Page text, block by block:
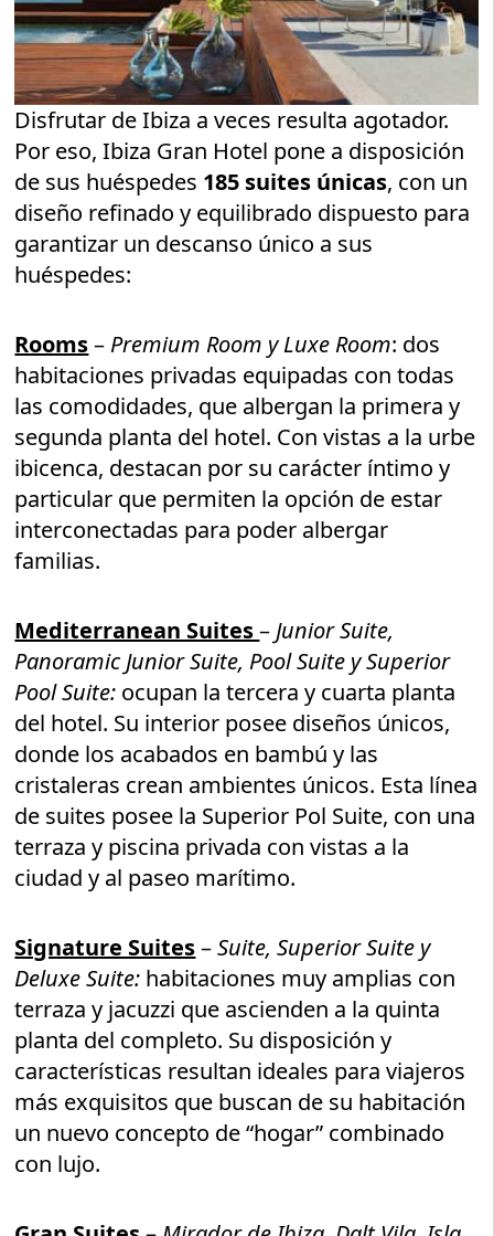
Disfrutar de Ibiza a veces resulta agotador.
Por eso, Ibiza Gran Hotel pone a disposición
de sus huéspedes 185 suites únicas, con un
diseño refinado y equilibrado dispuesto para
garantizar un descanso único a sus
huéspedes:
Rooms– Premium Room y Luxe Room: dos
habitaciones privadas equipadas con todas
las comodidades, que albergan la primera y
segunda planta del hotel. Con vistas a la urbe
ibicenca, destacan por su carácter íntimo y
particular que permiten la opción de estar
interconectadas para poder albergar
familias.
Mediterranean Suites– Junior Suite,
Panoramic Junior Suite, Pool Suite y Superior
Pool Suite: ocupan la tercera y cuarta planta
del hotel. Su interior posee diseños únicos,
donde los acabados en bambú y las
cristaleras crean ambientes únicos. Esta línea
de suites posee la Superior Pol Suite, con una
terraza y piscina privada con vistas a la
ciudad y al paseo marítimo.
Signature Suites–Suite, Superior Suite y
Deluxe Suite: habitaciones muy amplias con
terraza y jacuzzi que ascienden a la quinta
planta del completo. Su disposición y
características resultan ideales para viajeros
más exquisitos que buscan de su habitación
un nuevo concepto de “hogar” combinado
con lujo.